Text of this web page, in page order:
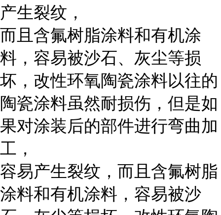
产生裂纹，
而且含氟树脂涂料和有机涂
料，容易被沙石、灰尘等损
坏，改性环氧陶瓷涂料以往的
陶瓷涂料虽然耐损伤，但是如
果对涂装后的部件进行弯曲加
工，
容易产生裂纹，而且含氟树脂
涂料和有机涂料，容易被沙